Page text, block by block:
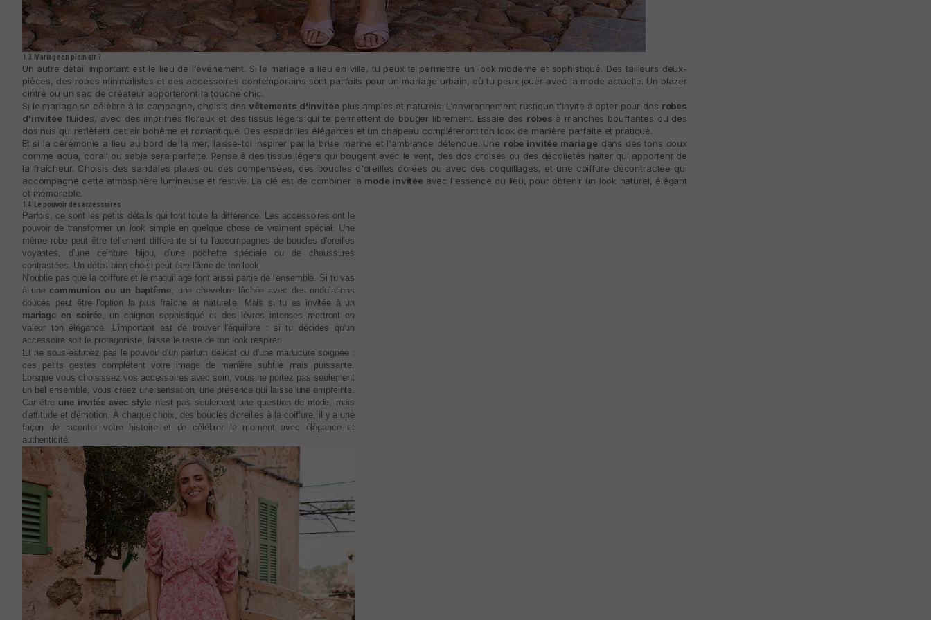
1.3. Mariage en plein air ?
Un autre détail important est le lieu de l'événement. Si le mariage a lieu en ville, tu peux te permettre un look moderne et sophistiqué. Des tailleurs deux-
pièces, des robes minimalistes et des accessoires contemporains sont parfaits pour un mariage urbain, où tu peux jouer avec la mode actuelle. Un blazer
cintré ou un sac de créateur apporteront la touche chic.
Si le mariage se célèbre à la campagne, choisis desvêtements d'invitéeplus amples et naturels. L'environnement rustique t'invite à opter pour des robes
d'invitéefluides, avec des imprimés floraux et des tissus légers qui te permettent de bouger librement. Essaie des robes à manches bouffantes ou des
dos nus qui reflètent cet air bohème et romantique. Des espadrilles élégantes et un chapeau compléteront ton look de manière parfaite et pratique.
Et si la cérémonie a lieu au bord de la mer, laisse-toi inspirer par la brise marine et l'ambiance détendue. Une robe invitée mariagedans des tons doux
comme aqua, corail ou sable sera parfaite. Pense à des tissus légers qui bougent avec le vent, des dos croisés ou des décolletés halter qui apportent de
la fraîcheur. Choisis des sandales plates ou des compensées, des boucles d'oreilles dorées ou avec des coquillages, et une coiffure décontractée qui
accompagne cette atmosphère lumineuse et festive. La clé est de combiner la mode invitée avec l'essence du lieu, pour obtenir un look naturel, élégant
et mémorable.
1.4. Le pouvoir des accessoires
Parfois, ce sont les petits détails qui font toute la différence. Les accessoires ont le
pouvoir de transformer un look simple en quelque chose de vraiment spécial. Une
même robe peut être tellement différente si tu l'accompagnes de boucles d'oreilles
voyantes, d'une ceinture bijou, d'une pochette spéciale ou de chaussures
contrastées. Un détail bien choisi peut être l'âme de ton look.
N'oublie pas que la coiffure et le maquillage font aussi partie de l'ensemble. Si tu vas
à unecommunion ou un baptême, une chevelure lâchée avec des ondulations
douces peut être l'option la plus fraîche et naturelle. Mais si tu es invitée à un
mariage en soirée , un chignon sophistiqué et des lèvres intenses mettront en
valeur ton élégance. L'important est de trouver l'équilibre : si tu décides qu'un
accessoire soit le protagoniste, laisse le reste de ton look respirer.
Et ne sous-estimez pas le pouvoir d'un parfum délicat ou d'une manucure soignée :
ces petits gestes complètent votre image de manière subtile mais puissante.
Lorsque vous choisissez vos accessoires avec soin, vous ne portez pas seulement
un bel ensemble, vous créez une sensation, une présence qui laisse une empreinte.
Car être une invitée avec style n'est pas seulement une question de mode, mais
d'attitude et d'émotion. À chaque choix, des boucles d'oreilles à la coiffure, il y a une
façon de raconter votre histoire et de célébrer le moment avec élégance et
authenticité.